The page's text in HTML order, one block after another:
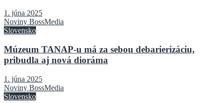
1. júna 2025
Noviny BossMedia
Slovensko
Múzeum TANAP-u má za sebou debarierizáciu,
pribudla aj nová dioráma
1. júna 2025
Noviny BossMedia
Slovensko